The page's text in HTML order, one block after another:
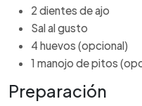
2 dientes de ajo
Sal al gusto
4 huevos (opcional)
1 manojo de pitos
Preparación